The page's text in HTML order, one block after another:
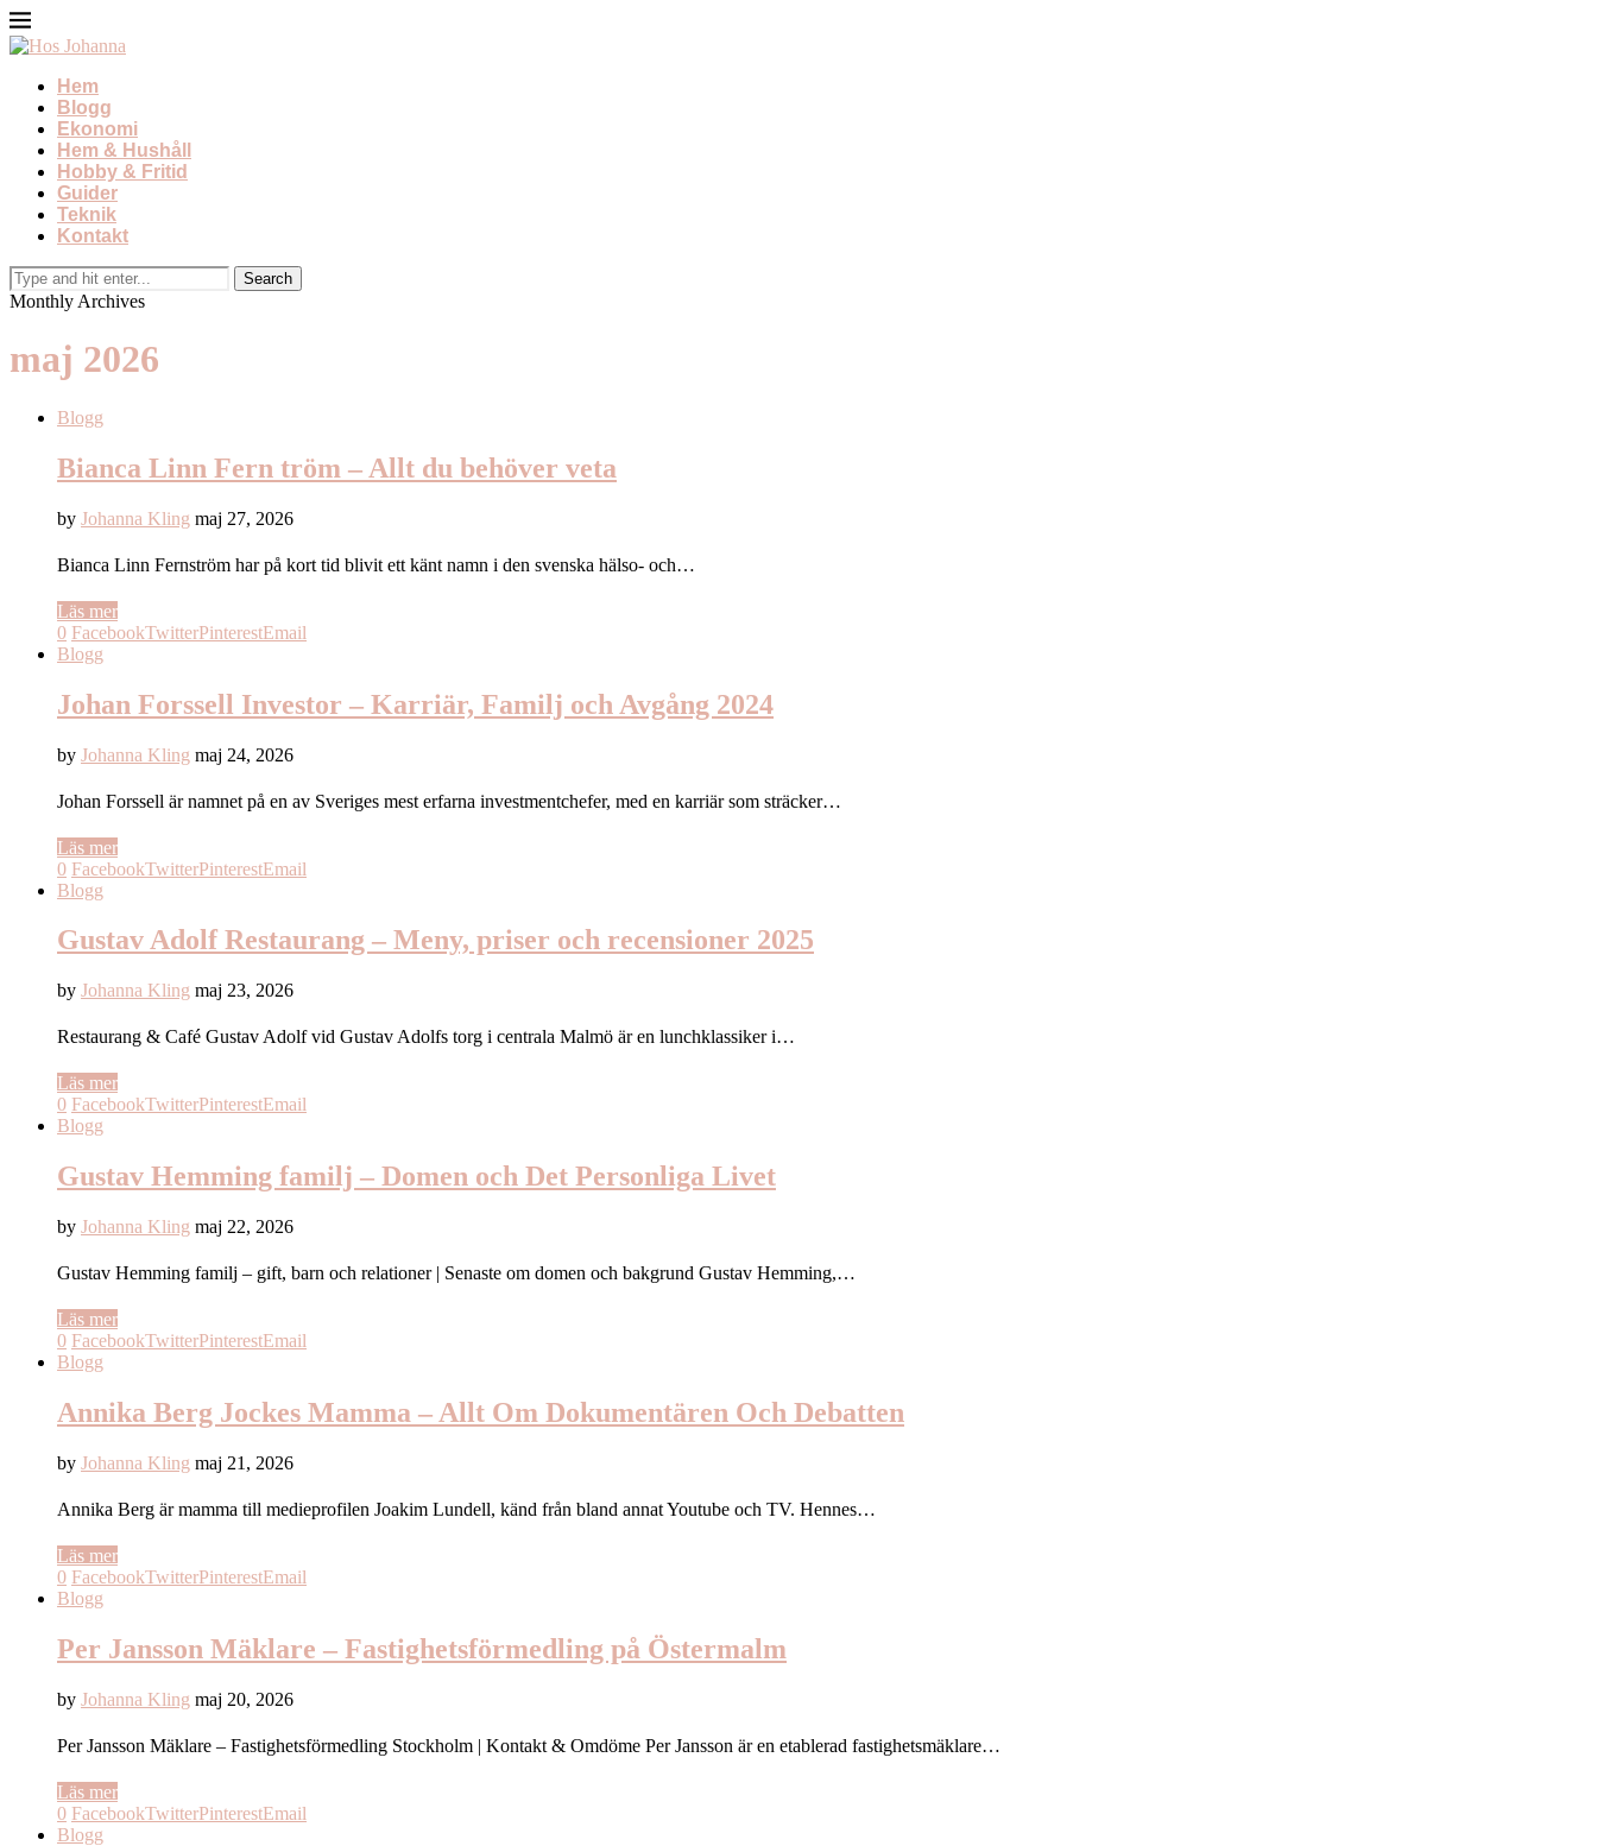
Hem
Blogg
Ekonomi
Hem & Hushåll
Hobby & Fritid
Guider
Teknik
Kontakt
Monthly Archives
maj 2026
Blogg
Bianca Linn Fern tröm – Allt du behöver veta
by Johanna Kling maj 27, 2026
Bianca Linn Fernström har på kort tid blivit ett känt namn i den svenska hälso- och…
Läs mer
0 FacebookTwitterPinterestEmail
Blogg
Johan Forssell Investor – Karriär, Familj och Avgång 2024
by Johanna Kling maj 24, 2026
Johan Forssell är namnet på en av Sveriges mest erfarna investmentchefer, med en karriär som sträcker…
Läs mer
0 FacebookTwitterPinterestEmail
Blogg
Gustav Adolf Restaurang – Meny, priser och recensioner 2025
by Johanna Kling maj 23, 2026
Restaurang & Café Gustav Adolf vid Gustav Adolfs torg i centrala Malmö är en lunchklassiker i…
Läs mer
0 FacebookTwitterPinterestEmail
Blogg
Gustav Hemming familj – Domen och Det Personliga Livet
by Johanna Kling maj 22, 2026
Gustav Hemming familj – gift, barn och relationer | Senaste om domen och bakgrund Gustav Hemming,…
Läs mer
0 FacebookTwitterPinterestEmail
Blogg
Annika Berg Jockes Mamma – Allt Om Dokumentären Och Debatten
by Johanna Kling maj 21, 2026
Annika Berg är mamma till medieprofilen Joakim Lundell, känd från bland annat Youtube och TV. Hennes…
Läs mer
0 FacebookTwitterPinterestEmail
Blogg
Per Jansson Mäklare – Fastighetsförmedling på Östermalm
by Johanna Kling maj 20, 2026
Per Jansson Mäklare – Fastighetsförmedling Stockholm | Kontakt & Omdöme Per Jansson är en etablerad fastighetsmäklare…
Läs mer
0 FacebookTwitterPinterestEmail
Blogg